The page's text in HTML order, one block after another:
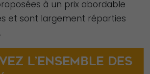
à un prix abordable
et sont largement réparties
l’ensemble des